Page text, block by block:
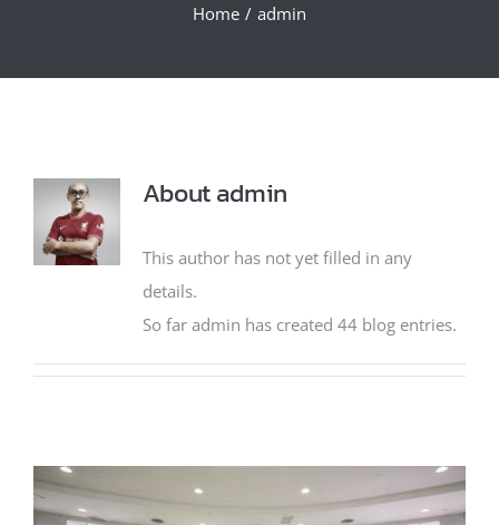
การประกันคุณภาพฯ
ช่วยเหลือ
Home / admin
Aboutadmin
This author has not yet filled in any
details.
So far admin has created 44 blog entries.